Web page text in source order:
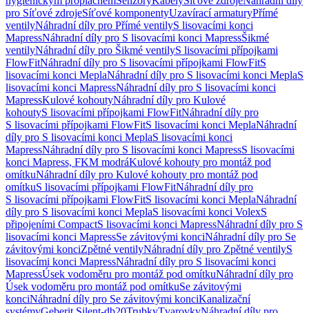
pro Síťové zdrojeSíťové komponentyUzavírací armaturyPřímé
ventilyNáhradní díly pro Přímé ventilyS lisovacími konci
MapressNáhradní díly pro S lisovacími konci MapressŠikmé
ventilyNáhradní díly pro Šikmé ventilyS lisovacími přípojkami
FlowFitNáhradní díly pro S lisovacími přípojkami FlowFitS
lisovacími konci MeplaNáhradní díly pro S lisovacími konci MeplaS
lisovacími konci MapressNáhradní díly pro S lisovacími konci
MapressKulové kohoutyNáhradní díly pro Kulové
kohoutyS lisovacími přípojkami FlowFitNáhradní díly pro
S lisovacími přípojkami FlowFitS lisovacími konci MeplaNáhradní
díly pro S lisovacími konci MeplaS lisovacími konci
MapressNáhradní díly pro S lisovacími konci MapressS lisovacími
konci Mapress, FKM modráKulové kohouty pro montáž pod
omítkuNáhradní díly pro Kulové kohouty pro montáž pod
omítkuS lisovacími přípojkami FlowFitNáhradní díly pro
S lisovacími přípojkami FlowFitS lisovacími konci MeplaNáhradní
díly pro S lisovacími konci MeplaS lisovacími konci VolexS
připojeními CompactS lisovacími konci MapressNáhradní díly pro S
lisovacími konci MapressSe závitovými konciNáhradní díly pro Se
závitovými konciZpětné ventilyNáhradní díly pro Zpětné ventilyS
lisovacími konci MapressNáhradní díly pro S lisovacími konci
MapressÚsek vodoměru pro montáž pod omítkuNáhradní díly pro
Úsek vodoměru pro montáž pod omítkuSe závitovými
konciNáhradní díly pro Se závitovými konciKanalizační